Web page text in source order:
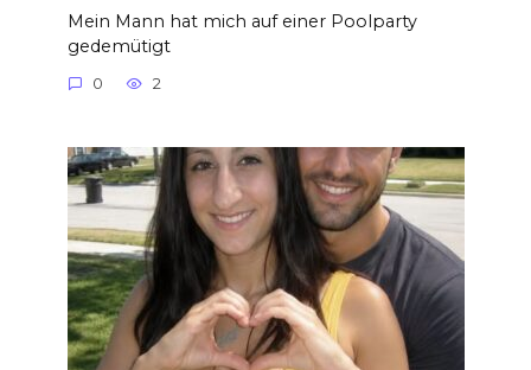
Mein Mann hat mich auf einer Poolparty
gedemütigt
0 2